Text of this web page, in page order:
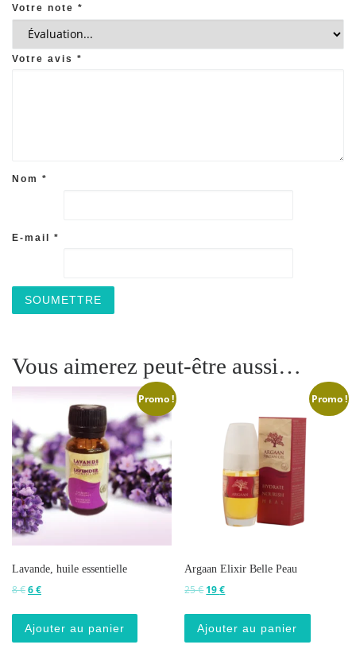
Votre note *
Votre avis *
Nom *
E-mail *
Vous aimerez peut-être aussi…
Promo !
Lavande, huile essentielle
8€Le prix initial était : 8 €.
6€Le prix actuel est : 6 €.
Ajouter au panier
Promo !
Argaan Elixir Belle Peau
25€ Le prix initial était : 25 €.
19€Le prix actuel est : 19 €.
Ajouter au panier